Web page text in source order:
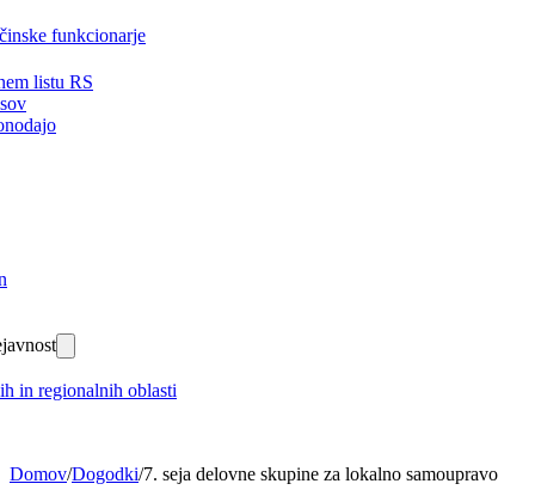
funkcionarje
listu RS
in regionalnih oblasti
Domov/Dogodki/7. seja delovne skupine za lokalno samoupravo